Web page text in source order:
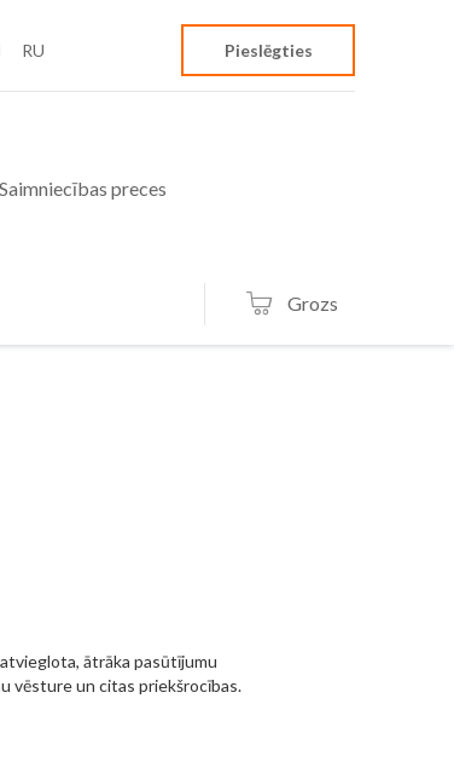
RU Pieslēgties
Saimniecības preces
Grozs
ātrāka pasūtījumu
vēsture un citas priekšrocības.